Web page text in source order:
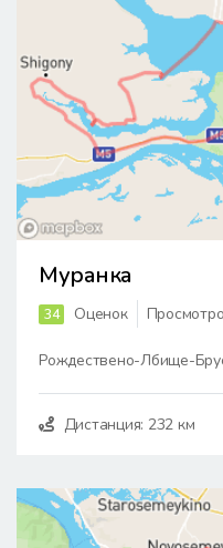
Муранка
34 Оценок
Рождествено-Лбище-
Дистанция: 232 км